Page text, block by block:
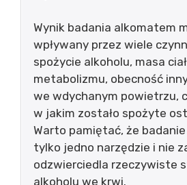
Wynik badania alkomatem
wpływany przez wiele
spożycie alkoholu, masa
metabolizmu, obecność
we wdychanym powietrzu,
w jakim zostało spożyte
Warto pamiętać, że
tylko jedno narzędzie i nie
odzwierciedla rzeczywiste
alkoholu we krwi.